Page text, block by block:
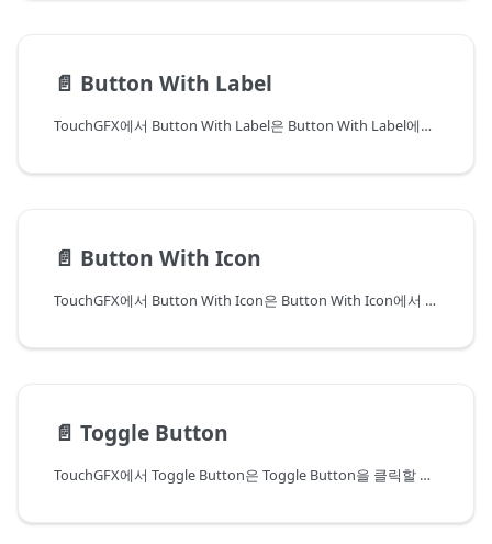
📄️ Button With Label
TouchGFX에서 Button With Label은 Button With Label에서 손을 떼었을 때 터치 이벤트를 인지하여 콜백을 전송할 수 있는 위젯입니다. 눌렀을 때와 뗐을 때의 각 상태는 이미지 및 텍스트와 관련이 있습니다.
📄️ Button With Icon
TouchGFX에서 Button With Icon은 Button With Icon에서 손을 뗐을 때 터치 이벤트를 인지하여 콜백을 전송할 수 있는 위젯입니다. 버튼을 눌렀을 때와 뗐을 때의 각 상태는 이미지 및 아이콘과 관련이 있습니다.
📄️ Toggle Button
TouchGFX에서 Toggle Button은 Toggle Button을 클릭할 때 터치 이벤트를 인지하여 콜백을 전송할 수 있는 위젯입니다. 눌렀을 때와 뗐을 때의 각 상태는 이미지와 관련이 있습니다. Toggle Button이란 두 상태 간의 전환을 에뮬레이션할 목적으로 클릭했을 때 두 비트맵을 바꾸는 Button 전용 위젯입니다.